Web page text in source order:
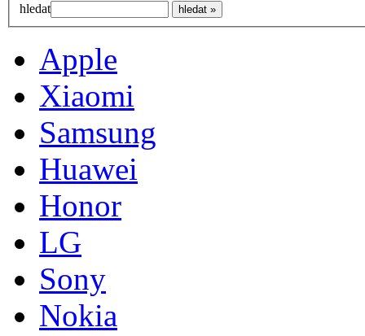
hledat
Apple
Xiaomi
Samsung
Huawei
Honor
LG
Sony
Nokia